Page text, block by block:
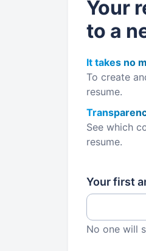
Your
to a
It takes no
To create
resume.
See which
resume.
Your first
No one will